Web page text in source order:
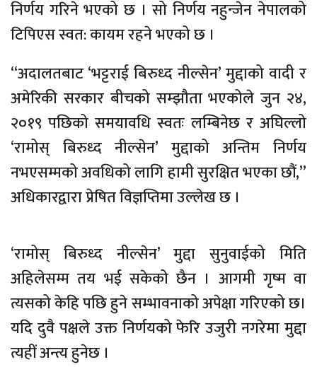
निर्णय गरिने भएको छ । सो निर्णय नहुन्जेन नेपालको
टिपिएस स्वत: कायम रहने भएको छ ।
“अदालतबाट ‘भट्टराई बिरुध्द नील्सेन’ मुद्दाको वादी र
अमेरिकी सरकार बीचको सम्झौता भएकोले जुन २४,
२०१९ पछिको समयावधि स्वतः लम्बिनेछ र अघिल्लो
‘रामोस् बिरुध्द नील्सेन’ मुद्दाको अन्तिम निर्णय
नभएसम्मको अवधिको लागि हामी सुरक्षित भएका छौं,”
अधिकारद्वारा प्रेषित विज्ञप्तिमा उल्लेख छ ।
‘रामोस् बिरुध्द नील्सेन’ मुद्दा सुनुवाईको मिति
अहिलेसम्म तय भई सकेको छैन । आगमी गृष्म वा
त्यसको केहि पछि हुने सम्भावनाको अपेक्षा गरिएको छ।
यदि दुवै पक्षले उक्त निर्णयको फेरि उजुरी नगरेमा मुद्दा
त्यहीं अन्त्य हुनेछ ।